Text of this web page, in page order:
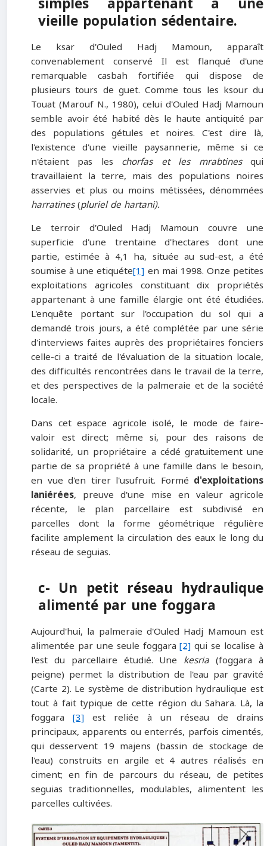
vieille population sédentaire.
Le ksar d'Ouled Hadj Mamoun, apparaît
convenablement conservé Il est flanqué d'une
remarquable casbah fortifiée qui dispose de
plusieurs tours de guet. Comme tous les ksour du
Touat (Marouf N., 1980), celui d'Ouled Hadj Mamoun
semble avoir été habité dès le haute antiquité par
des populations gétules et noires. C'est dire là,
l'existence d'une vieille paysannerie, même si ce
n'étaient pas les chorfas et les mrabtinesqui
travaillaient la terre, mais des populations noires
asservies et plus ou moins métissées, dénommées
harratines(pluriel de hartani).
Le terroir d'Ouled Hadj Mamoun couvre une
superficie d'une trentaine d'hectares dont une
partie, estimée à 4,1 ha, située au sud-est, a été
soumise à une etiquéte[1] en mai 1998. Onze petites
exploitations agricoles constituant dix propriétés
appartenant à une famille élargie ont été étudiées.
L'enquête portant sur l'occupation du sol qui a
demandé trois jours, a été complétée par une série
d'interviews faites auprès des propriétaires fonciers
celle-ci a traité de l'évaluation de la situation locale,
des difficultés rencontrées dans le travail de la terre,
et des perspectives de la palmeraie et de la société
locale.
Dans cet espace agricole isolé, le mode de faire-
valoir est direct; même si, pour des raisons de
solidarité, un propriétaire a cédé gratuitement une
partie de sa propriété à une famille dans le besoin,
en vue d'en tirer l'usufruit. Formé d'exploitations
laniérées, preuve d'une mise en valeur agricole
récente, le plan parcellaire est subdivisé en
parcelles dont la forme géométrique régulière
facilite amplement la circulation des eaux le long du
réseau de seguias.
c- Un petit réseau hydraulique
alimenté par une foggara
Aujourd'hui, la palmeraie d'Ouled Hadj Mamoun est
alimentée par une seule foggara[2] qui se localise à
l'est du parcellaire étudié. Une kesria(foggara à
peigne) permet la distribution de l'eau par gravité
(Carte 2). Le système de distribution hydraulique est
tout à fait typique de cette région du Sahara. Là, la
foggara [3] est reliée à un réseau de drains
principaux, apparents ou enterrés, parfois cimentés,
qui desservent 19 majens (bassin de stockage de
l'eau) construits en argile et 4 autres réalisés en
ciment; en fin de parcours du réseau, de petites
seguias traditionnelles, modulables, alimentent les
parcelles cultivées.